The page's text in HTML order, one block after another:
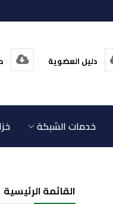
دليل العضوية
خدمات الشبكة
القائمة الرئيسية